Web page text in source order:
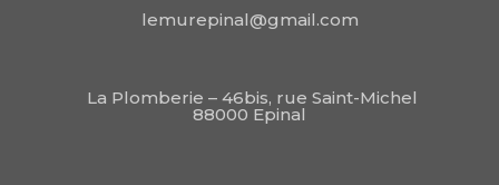
lemurepinal@gmail.com
La Plomberie – 46bis, rue Saint-Michel
88000 Epinal